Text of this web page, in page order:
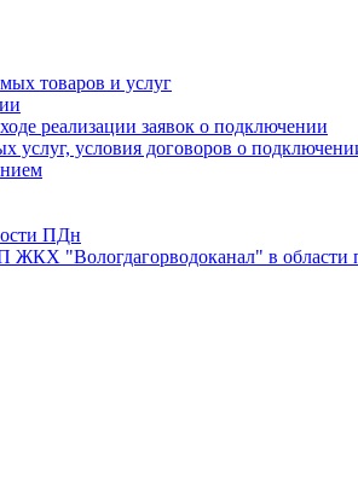
товаров и услуг
реализации заявок о подключении
услуг, условия договоров о
ПДн
"Вологдагорводоканал" в области